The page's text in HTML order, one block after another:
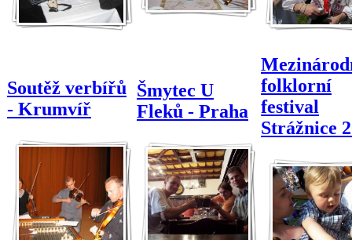
Soutěž verbířů
- Krumvíř
Šmytec U
Fleků - Praha
folklorní
festival
Strážnice